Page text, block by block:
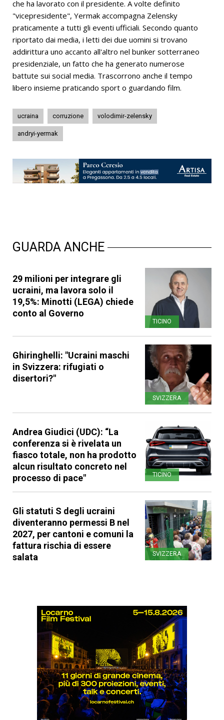
che ha lavorato con il presidente. A volte definito
"vicepresidente", Yermak accompagna Zelensky
praticamente a tutti gli eventi ufficiali. Secondo quanto
riportato dai media, i letti dei due uomini si trovano
addirittura uno accanto all'altro nel bunker sotterraneo
presidenziale, un fatto che ha generato numerose
battute sui social media. Trascorrono anche il tempo
libero insieme praticando sport o guardando film.
ucraina corruzione volodimir-zelensky
andryi-yermak
GUARDA ANCHE
29 milioni per integrare gli
ucraini, ma lavora solo il
19,5%: Minotti (LEGA) chiede
conto al Governo
TICINO
Ghiringhelli: "Ucraini maschi
in Svizzera: rifugiati o
disertori?"
SVIZZERA
Andrea Giudici (UDC): “La
conferenza si è rivelata un
fiasco totale, non ha prodotto
alcun risultato concreto nel
processo di pace"
TICINO
Gli statuti S degli ucraini
diventeranno permessi B nel
2027, per cantoni e comuni la
fattura rischia di essere
salata
SVIZZERA